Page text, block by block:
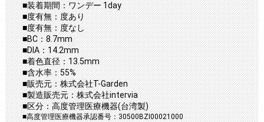
■装着期間：ワンデー 1day
■度有無：度あり
■度有無：度なし
■BC：8.7mm
■DIA：14.2mm
■着色直径：13.5mm
■含水率：55%
■販売元：株式会社T-Garden
■製造販売元：株式会社intervia
■区分：高度管理医療機器(台湾製)
■高度管理医療機器承認番号：30500BZI00021000